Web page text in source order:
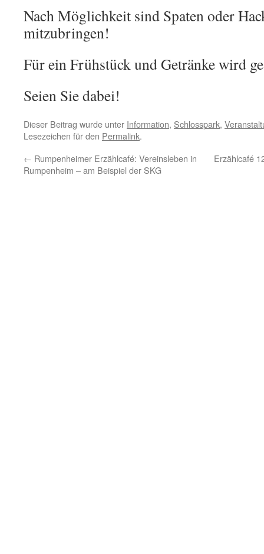
Nach Möglichkeit sind Spaten oder
mitzubringen!
Für ein Frühstück und Getränke wird
Seien Sie dabei!
Dieser Beitrag wurde unter Information, Schlosspark,
Lesezeichen für den Permalink.
← Rumpenheimer Erzählcafé: Vereinsleben in
Rumpenheim – am Beispiel der SKG
Erzählcafé